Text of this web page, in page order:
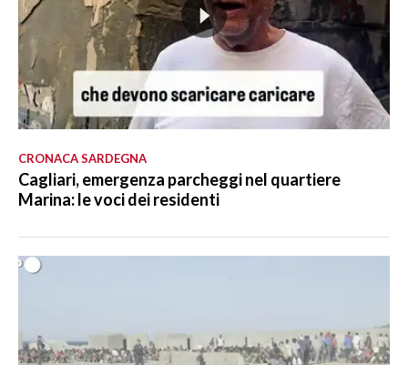
CRONACA SARDEGNA
Cagliari, emergenza parcheggi nel quartiere
Marina: le voci dei residenti